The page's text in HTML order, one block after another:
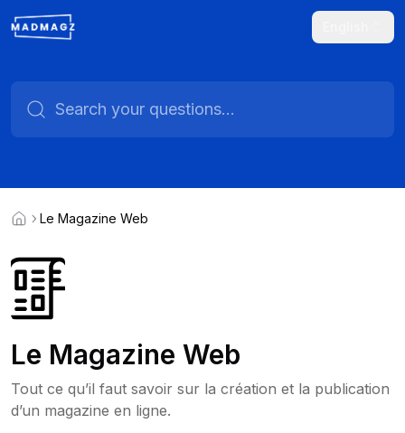
Le Magazine Web
Le Magazine Web
Tout ce qu’il faut savoir sur la création et la publication
d’un magazine en ligne.